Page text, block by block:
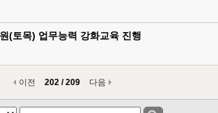
(토목) 업무능력 강화교육 진행
이전 202 / 209 다음